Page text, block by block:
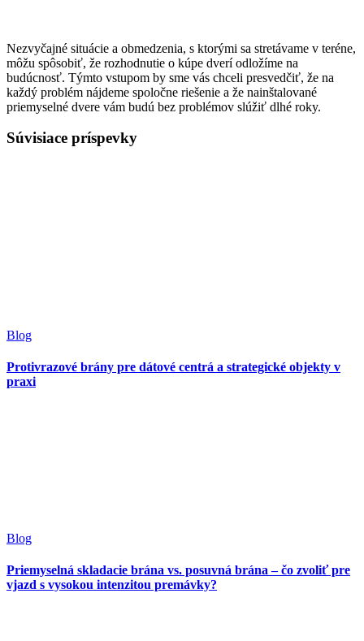
Nezvyčajné situácie a obmedzenia, s ktorými sa stretávame v teréne,
môžu spôsobiť, že rozhodnutie o kúpe dverí odložíme na
budúcnosť. Týmto vstupom by sme vás chceli presvedčiť, že na
každý problém nájdeme spoločne riešenie a že nainštalované
priemyselné dvere vám budú bez problémov slúžiť dlhé roky.
Súvisiace príspevky
Blog
Protivrazové brány pre dátové centrá a strategické objekty v
praxi
Blog
Priemyselná skladacie brána vs. posuvná brána – čo zvoliť pre
vjazd s vysokou intenzitou premávky?